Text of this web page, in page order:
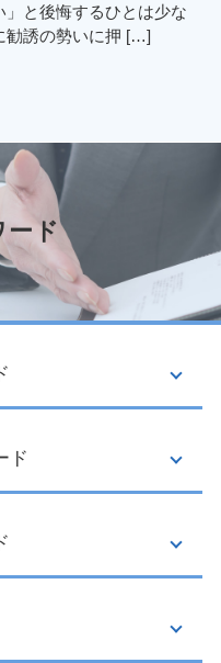
」と後悔するひとは少な
勧誘の勢いに押 […]
ード
ド